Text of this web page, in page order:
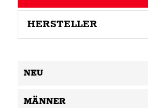
HERSTELLER
NEU
MÄNNER